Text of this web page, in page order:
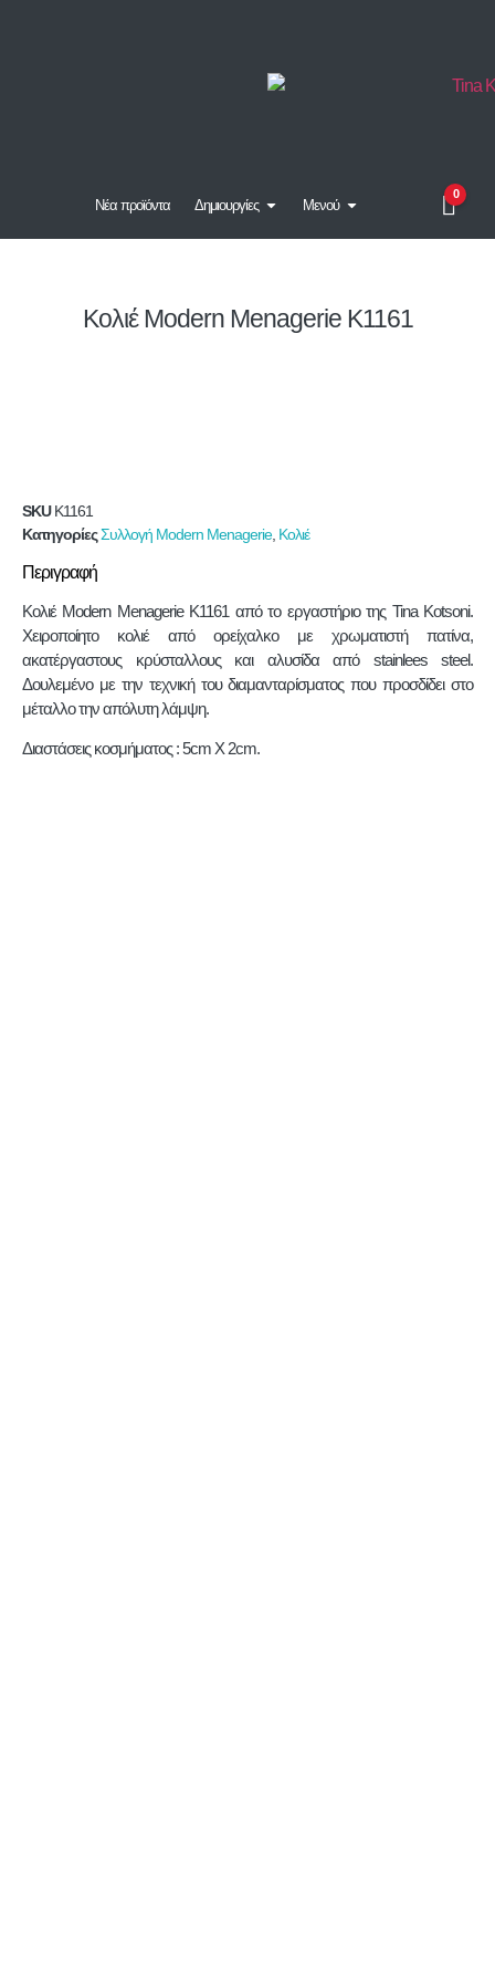
Νέα προϊόντα Δημιουργίες Μενού
0
Κολιέ Modern Menagerie K1161
SKUK1161
ΚατηγορίεςΣυλλογή Modern Menagerie, Κολιέ
Περιγραφή
Κολιέ Modern Menagerie K1161 από το εργαστήριο της Tina Kotsoni.
Χειροποίητο κολιέ από ορείχαλκο με χρωματιστή πατίνα,
ακατέργαστους κρύσταλλους και αλυσίδα από stainlees steel.
Δουλεμένο με την τεχνική του διαμανταρίσματος που προσδίδει στο
μέταλλο την απόλυτη λάμψη.
Διαστάσεις κοσμήματος : 5cm X 2cm.